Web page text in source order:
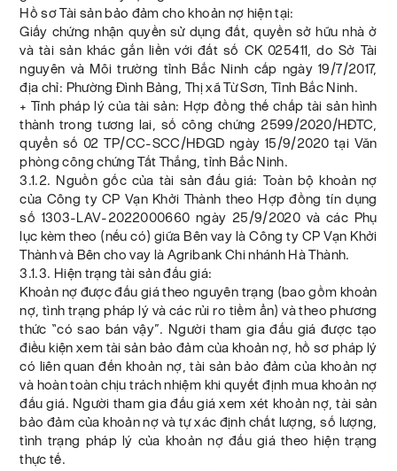
Hồ sơ Tài sản bảo đảm cho khoản nợ hiện tại:
Giấy chứng nhận quyền sử dụng đất, quyền sở hữu nhà ở
và tài sản khác gắn liền với đất số CK 025411, do Sở Tài
nguyên và Môi trường tỉnh Bắc Ninh cấp ngày 19/7/2017,
địa chỉ: Phường Đình Bảng, Thị xã Từ Sơn, Tỉnh Bắc Ninh.
+ Tính pháp lý của tài sản: Hợp đồng thế chấp tài sản hình
thành trong tương lai, số công chứng 2599/2020/HĐTC,
quyển số 02 TP/CC-SCC/HĐGD ngày 15/9/2020 tại Văn
phòng công chứng Tất Thắng, tỉnh Bắc Ninh.
3.1.2. Nguồn gốc của tài sản đấu giá: Toàn bộ khoản nợ
của Công ty CP Vạn Khởi Thành theo Hợp đồng tín dụng
số 1303-LAV-2022000660 ngày 25/9/2020 và các Phụ
lục kèm theo (nếu có) giữa Bên vay là Công ty CP Vạn Khởi
Thành và Bên cho vay là Agribank Chi nhánh Hà Thành.
3.1.3. Hiện trạng tài sản đấu giá:
Khoản nợ được đấu giá theo nguyên trạng (bao gồm khoản
nợ, tình trạng pháp lý và các rủi ro tiềm ẩn) và theo phương
thức “có sao bán vậy”. Người tham gia đấu giá được tạo
điều kiện xem tài sản bảo đảm của khoản nợ, hồ sơ pháp lý
có liên quan đến khoản nợ, tài sản bảo đảm của khoản nợ
và hoàn toàn chịu trách nhiệm khi quyết định mua khoản nợ
đấu giá. Người tham gia đấu giá xem xét khoản nợ, tài sản
bảo đảm của khoản nợ và tự xác định chất lượng, số lượng,
tình trạng pháp lý của khoản nợ đấu giá theo hiện trạng
thực tế.